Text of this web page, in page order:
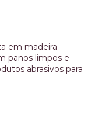
em madeira
panos limpos e
abrasivos para